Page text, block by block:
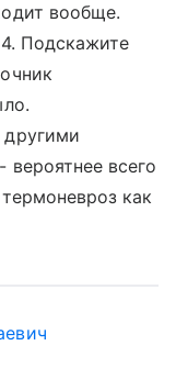
вообще.
Подскажите
другими
всего
как